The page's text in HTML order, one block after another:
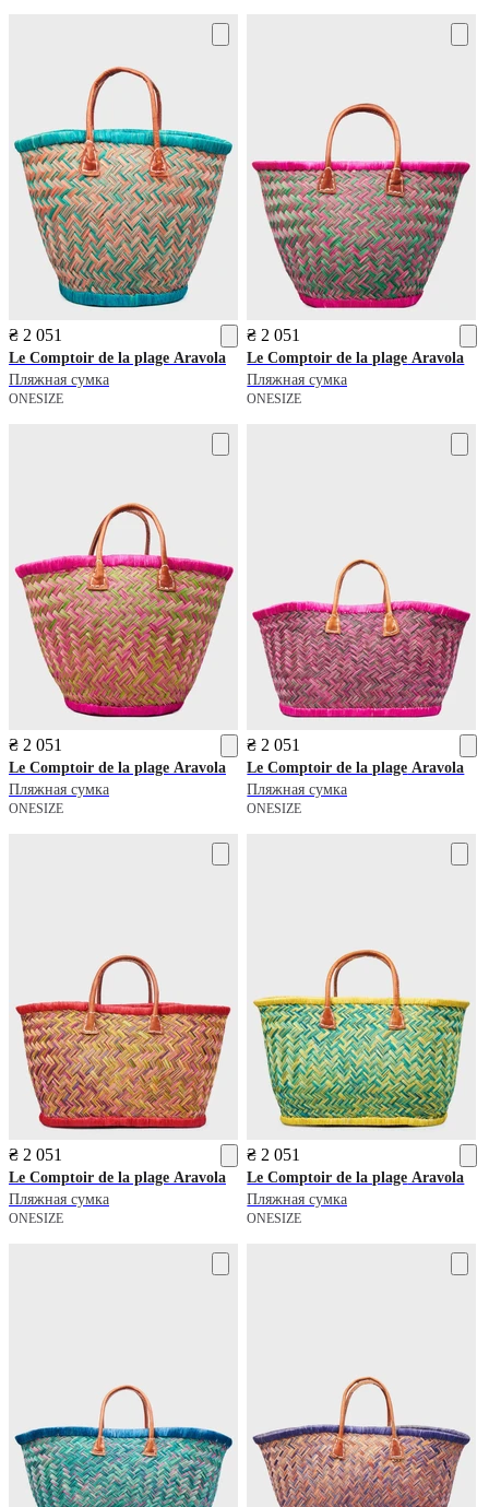
₴ 2 051
Le Comptoir de la plage Aravola
Пляжная сумка
ONESIZE
₴ 2 051
Le Comptoir de la plage Aravola
Пляжная сумка
ONESIZE
₴ 2 051
Le Comptoir de la plage Aravola
Пляжная сумка
ONESIZE
₴ 2 051
Le Comptoir de la plage Aravola
Пляжная сумка
ONESIZE
₴ 2 051
Le Comptoir de la plage Aravola
Пляжная сумка
ONESIZE
₴ 2 051
Le Comptoir de la plage Aravola
Пляжная сумка
ONESIZE